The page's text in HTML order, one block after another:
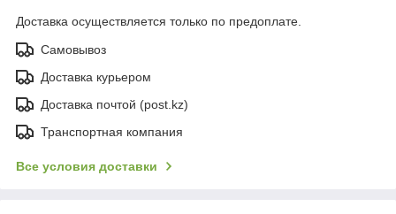
Доставка осуществляется только по предоплате.
Самовывоз
Доставка курьером
Доставка почтой (post.kz)
Транспортная компания
Все условия доставки